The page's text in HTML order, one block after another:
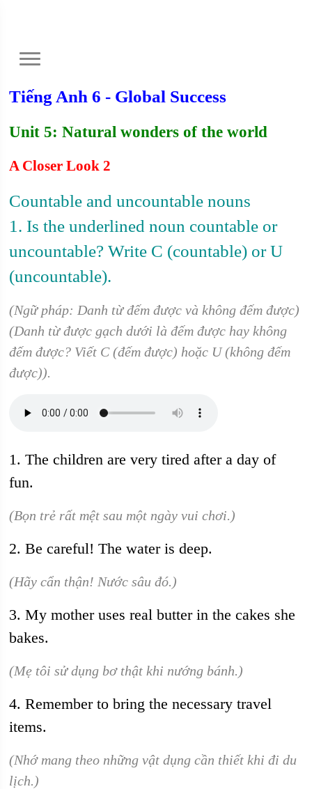
Tiếng Anh 6 - Global Success
Unit 5: Natural wonders of the world
A Closer Look 2
Countable and uncountable nouns
1. Is the underlined noun countable or
uncountable? Write C (countable) or U
(uncountable).
(Ngữ pháp: Danh từ đếm được và không đếm được)
(Danh từ được gạch dưới là đếm được hay không
đếm được? Viết C (đếm được) hoặc U (không đếm
được)).
1. The children are very tired after a day of
fun.
(Bọn trẻ rất mệt sau một ngày vui chơi.)
2. Be careful! The water is deep.
(Hãy cẩn thận! Nước sâu đó.)
3. My mother uses real butter in the cakes she
bakes.
(Mẹ tôi sử dụng bơ thật khi nướng bánh.)
4. Remember to bring the necessary travel
items.
(Nhớ mang theo những vật dụng cần thiết khi đi du
lịch.)